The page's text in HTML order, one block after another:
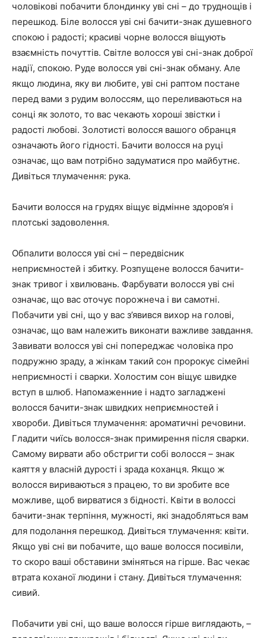
чоловікові побачити блондинку уві сні – до труднощів і
перешкод. Біле волосся уві сні бачити-знак душевного
спокою і радості; красиві чорне волосся віщують
взаємність почуттів. Світле волосся уві сні-знак доброї
надії, спокою. Руде волосся уві сні-знак обману. Але
якщо людина, яку ви любите, уві сні раптом постане
перед вами з рудим волоссям, що переливаються на
сонці як золото, то вас чекають хороші звістки і
радості любові. Золотисті волосся вашого обранця
означають його гідності. Бачити волосся на руці
означає, що вам потрібно задуматися про майбутнє.
Дивіться тлумачення: рука.
Бачити волосся на грудях віщує відмінне здоров’я і
плотські задоволення.
Обпалити волосся уві сні – передвісник
неприємностей і збитку. Розпущене волосся бачити-
знак тривог і хвилювань. Фарбувати волосся уві сні
означає, що вас оточує порожнеча і ви самотні.
Побачити уві сні, що у вас з’явився вихор на голові,
означає, що вам належить виконати важливе завдання.
Завивати волосся уві сні попереджає чоловіка про
подружню зраду, а жінкам такий сон пророкує сімейні
неприємності і сварки. Холостим сон віщує швидке
вступ в шлюб. Напомаженние і надто загладжені
волосся бачити-знак швидких неприємностей і
хвороби. Дивіться тлумачення: ароматичні речовини.
Гладити чиїсь волосся-знак примирення після сварки.
Самому вирвати або обстригти собі волосся – знак
каяття у власній дурості і зрада коханця. Якщо ж
волосся вириваються з працею, то ви зробите все
можливе, щоб вирватися з бідності. Квіти в волоссі
бачити-знак терпіння, мужності, які знадобляться вам
для подолання перешкод. Дивіться тлумачення: квіти.
Якщо уві сні ви побачите, що ваше волосся посивіли,
то скоро ваші обставини зміняться на гірше. Вас чекає
втрата коханої людини і стану. Дивіться тлумачення:
сивий.
Побачити уві сні, що ваше волосся гірше виглядають, –